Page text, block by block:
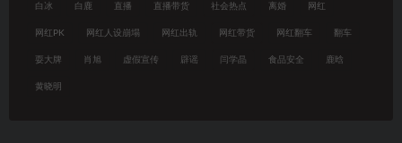
白冰 白鹿 直播 直播带货 社会热点 离婚 网红
网红PK 网红人设崩塌 网红出轨 网红带货 网红翻车 翻车
耍大牌 肖旭 虚假宣传 辟谣 闫学晶 食品安全 鹿晗
黄晓明